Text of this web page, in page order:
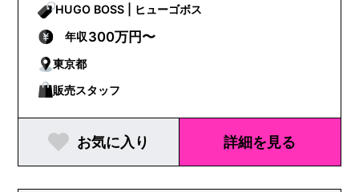
HUGO BOSS | ヒューゴボス
年収300万円〜
東京都
販売スタッフ
お気に入り 詳細を見る